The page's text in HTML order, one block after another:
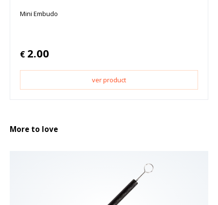
Mini Embudo
€ 2.00
ver product
More to love